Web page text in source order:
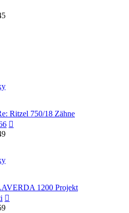
Ritzel 750/18 Zähne
1200 Projekt